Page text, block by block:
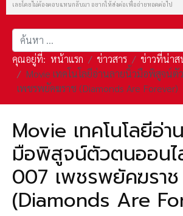
เลยโดยไม่ต้องตอบแทนกลับมา อยากให้ส่งต่อเพื่อถ่ายทอดต่อไป
การค้นหา
คุณอยู่ที่: หน้าแรก ข่าวสาร
ข่าวที่น่าส
Movie เทคโนโลยีอ่านลายนิ้วมือพิสูจน์
เพชรพยัคฆราช (Diamonds Are Forever)
Movie เทคโนโลยีอ่า
มือพิสูจน์ตัวตนออนไ
007 เพชรพยัคฆราช
(Diamonds Are